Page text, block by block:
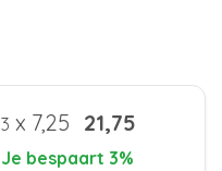
3 x 7,25 21,75
Je bespaart 3%